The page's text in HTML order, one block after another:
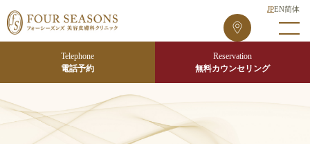
EN
JP 简体
Telephone
電話予約
Reservation
無料カウンセリング
フ
ォ
ー
ズ